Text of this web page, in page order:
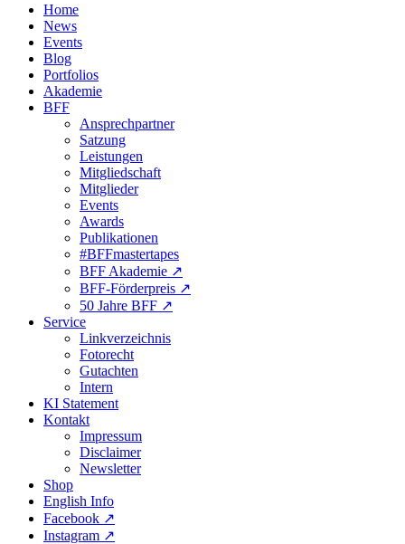
Home
News
Events
Blog
Portfolios
Akademie
BFF
Ansprechpartner
Satzung
Leistungen
Mitgliedschaft
Mitglieder
Events
Awards
Publikationen
#BFFmastertapes
BFF Akademie ↗︎
BFF-Förderpreis ↗︎
50 Jahre BFF ↗︎
Service
Linkverzeichnis
Fotorecht
Gutachten
Intern
KI Statement
Kontakt
Impressum
Disclaimer
Newsletter
Shop
English Info
Facebook ↗︎
Instagram ↗︎